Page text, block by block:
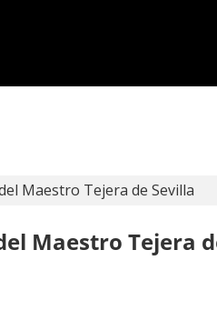
Maestro Tejera de Sevilla
Maestro Tejera